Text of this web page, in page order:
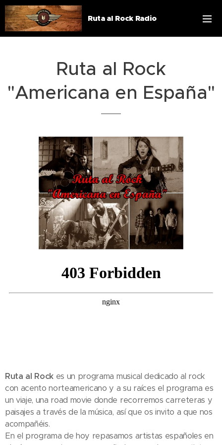
Ruta al Rock Radio
Ruta al Rock
"Americana en España"
Ruta al Rock es un programa musical dedicado al rock
con acento norteamericano y a su raíces el programa es
un viaje, una road movie donde recorremos carreteras y
paisajes a través de la música, así que os invito a que nos
acompañéis.
En el programa de hoy repasamos artistas españoles en